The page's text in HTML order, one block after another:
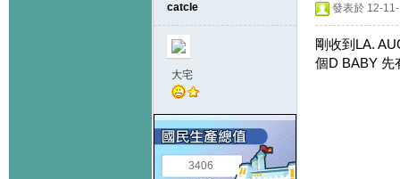
catcle
大宅
3406
發表於 12-
剛收到LA.
個D BABY 先